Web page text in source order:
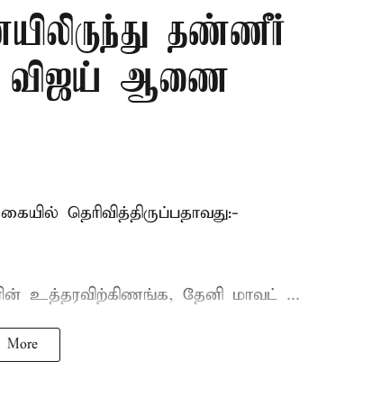
தண்ணீர்
விஜய் ஆணை
தெரிவித்திருப்பதாவது:-
உத்தரவிற்கிணங்க, தேனி மாவட் ...
More